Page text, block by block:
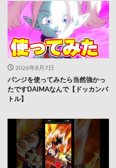
2026年8月7日
パンジを使ってみたら当然強かっ
たですDAIMAなんで【ドッカンバ
トル】